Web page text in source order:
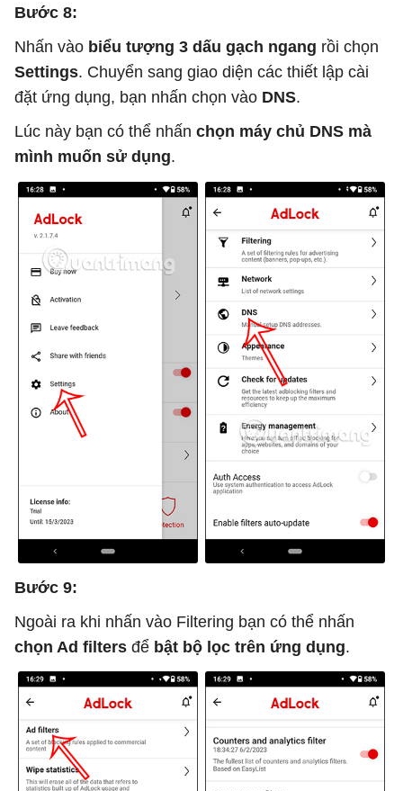
Bước 8:
Nhấn vào biểu tượng 3 dấu gạch ngang rồi chọn
Settings. Chuyển sang giao diện các thiết lập cài
đặt ứng dụng, bạn nhấn chọn vào DNS.
Lúc này bạn có thể nhấn chọn máy chủ DNS mà
mình muốn sử dụng.
Bước 9:
Ngoài ra khi nhấn vào Filtering bạn có thể nhấn
chọn Ad filters để bật bộ lọc trên ứng dụng.